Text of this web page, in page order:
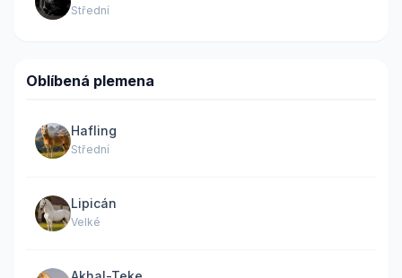
Střední
Oblíbená plemena
Hafling
Střední
Lipicán
Velké